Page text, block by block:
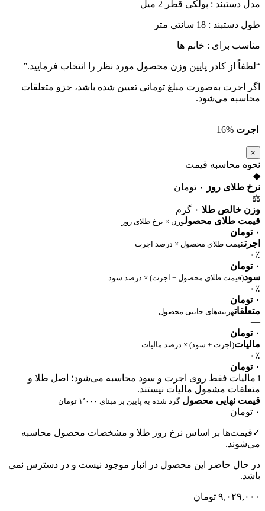
مدل دستبند : پولکی قطر 2 میل
طول دستبند : 18 سانتی متر
مناسب برای : خانم ها
“لطفاً از کادر پایین وزن محصول مورد نظر را انتخاب فرمایید.”
اگر اجرت به‌صورت مبلغ تومانی تعیین شده باشد، جزو متعلقات
محاسبه می‌شود.
اجرت 16%
×
نحوه محاسبه قیمت
◆
نرخ طلای روز
۰ تومان
⚖
وزن خالص طلا ۰ گرم
قیمت طلای محصولوزن × نرخ طلای روز
۰ تومان
اجرتقیمت طلای محصول × درصد اجرت
۰٪
۰ تومان
سود(قیمت طلای محصول + اجرت) × درصد سود
۰٪
۰ تومان
متعلقاتهزینه‌های جانبی محصول
—
۰ تومان
مالیات(اجرت + سود) × درصد مالیات
۰٪
۰ تومان
i مالیات فقط روی اجرت و سود محاسبه می‌شود؛ اصل طلا و
متعلقات مشمول مالیات نیستند.
قیمت نهایی محصول گرد شده به پایین بر مبنای ۱٬۰۰۰ تومان
۰ تومان
✓قیمت‌ها بر اساس نرخ روز طلا و مشخصات محصول محاسبه
می‌شوند.
در حال حاضر این محصول در انبار موجود نیست و در دسترس نمی
باشد.
۹,۰۲۹,۰۰۰ تومان